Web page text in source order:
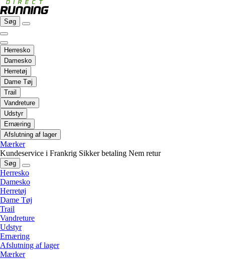
Søg
Herresko
Damesko
Herretøj
Dame Tøj
Trail
Vandreture
Udstyr
Ernæring
Afslutning af lager
Mærker
Kundeservice i Frankrig Sikker betaling Nem retur
Søg
Herresko
Damesko
Herretøj
Dame Tøj
Trail
Vandreture
Udstyr
Ernæring
Afslutning af lager
Mærker